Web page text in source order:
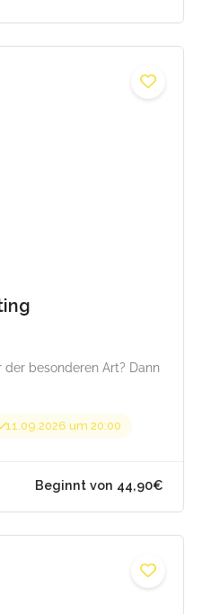
der besonderen Art? Dann
11.09.2026 um 20:00